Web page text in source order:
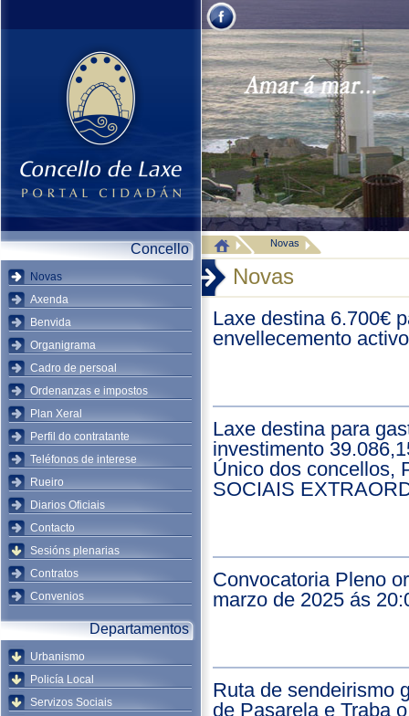
Concello
Novas
Axenda
Benvida
Organigrama
Cadro de persoal
Ordenanzas e impostos
Plan Xeral
Perfil do contratante
Teléfonos de interese
Rueiro
Diarios Oficiais
Contacto
Sesións plenarias
Contratos
Convenios
Departamentos
Urbanismo
Policía Local
Servizos Sociais
Novas
Novas
Laxe destina 6.700€
envellecemento activo
Laxe destina para
investimento
Único dos concellos,
SOCIAIS
Convocatoria Pleno
marzo de 2025 ás
Ruta de sendeirismo
de Pasarela e Traba